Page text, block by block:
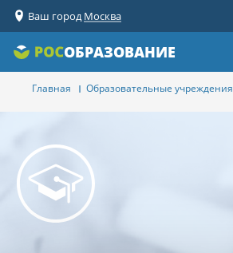
Ваш городМосква
ОБРАЗОВАНИЕ
Главная Образовательные учреждения